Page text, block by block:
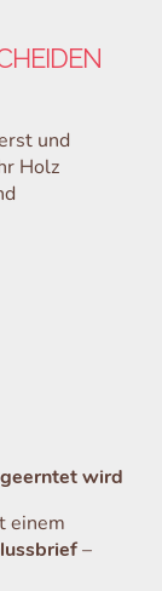
und
Holz
wird
einem
–